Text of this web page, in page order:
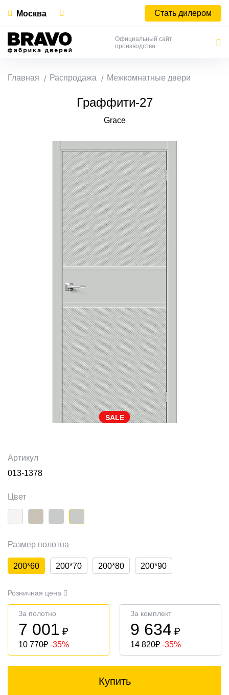
Москва Стать дилером
Официальный сайт
производства
Главная Распродажа Межкомнатные двери
Граффити-27
Grace
SALE
Артикул
013-1378
Цвет
Размер полотна
200*60 200*70 200*80 200*90
Розничная цена
За полотно
7 001 ₽
10 770₽ -35%
За комплект
9 634 ₽
14 820₽ -35%
Купить